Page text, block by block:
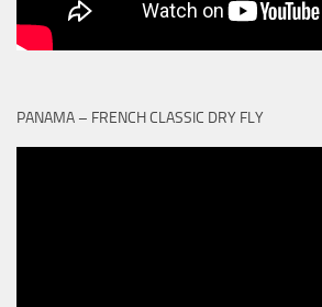
PANAMA – FRENCH CLASSIC DRY FLY